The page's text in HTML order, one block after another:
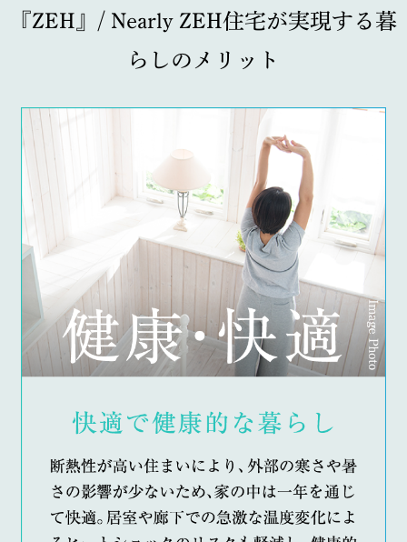
『ZEH』/ Nearly ZEH住宅が実現する暮
らしのメリット